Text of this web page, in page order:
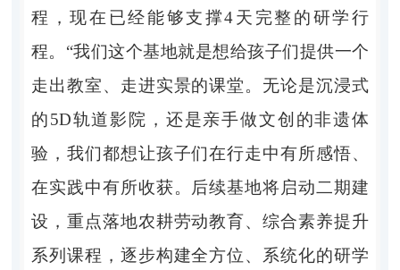
程，现在已经能够支撑4天完整的研学行
程。“我们这个基地就是想给孩子们提供一个
走出教室、走进实景的课堂。无论是沉浸式
的5D轨道影院，还是亲手做文创的非遗体
验，我们都想让孩子们在行走中有所感悟、
在实践中有所收获。后续基地将启动二期建
设，重点落地农耕劳动教育、综合素养提升
系列课程，逐步构建全方位、系统化的研学